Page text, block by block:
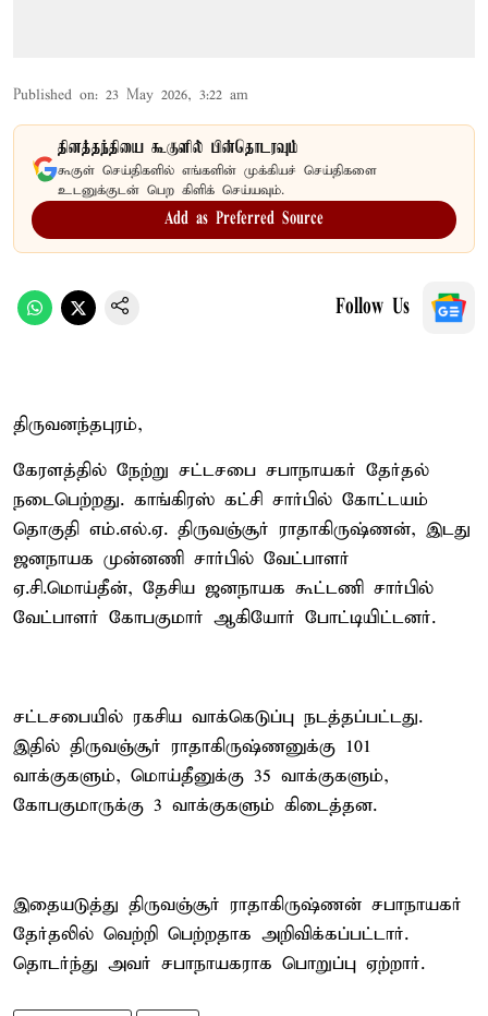
Published on: 23 May 2026, 3:22 am
தினத்தந்தியை கூகுளில் பின்தொடரவும்
கூகுள் செய்திகளில் எங்களின் முக்கியச் செய்திகளை
உடனுக்குடன் பெற கிளிக் செய்யவும்.
Add as Preferred Source
Follow Us
திருவனந்தபுரம்,
கேரளத்தில் நேற்று சட்டசபை சபாநாயகர் தேர்தல்
நடைபெற்றது. காங்கிரஸ் கட்சி சார்பில் கோட்டயம்
தொகுதி எம்.எல்.ஏ. திருவஞ்சூர் ராதாகிருஷ்ணன், இடது
ஜனநாயக முன்னணி சார்பில் வேட்பாளர்
ஏ.சி.மொய்தீன், தேசிய ஜனநாயக கூட்டணி சார்பில்
வேட்பாளர் கோபகுமார் ஆகியோர் போட்டியிட்டனர்.
சட்டசபையில் ரகசிய வாக்கெடுப்பு நடத்தப்பட்டது.
இதில் திருவஞ்சூர் ராதாகிருஷ்ணனுக்கு 101
வாக்குகளும், மொய்தீனுக்கு 35 வாக்குகளும்,
கோபகுமாருக்கு 3 வாக்குகளும் கிடைத்தன.
இதையடுத்து திருவஞ்சூர் ராதாகிருஷ்ணன் சபாநாயகர்
தேர்தலில் வெற்றி பெற்றதாக அறிவிக்கப்பட்டார்.
தொடர்ந்து அவர் சபாநாயகராக பொறுப்பு ஏற்றார்.